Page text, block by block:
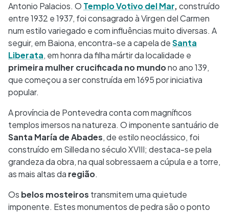
Antonio Palacios. O Templo Votivo del Mar,construído
entre 1932 e 1937, foi consagrado à Virgen del Carmen
num estilo variegado e com influências muito diversas. A
seguir, em Baiona, encontra-se a capela deSanta
Liberata, em honra da filha mártir da localidade e
primeira mulher crucificada no mundono ano 139,
que começou a ser construída em 1695 por iniciativa
popular.
A província de Pontevedra conta com magníficos
templos imersos na natureza. O imponente santuário de
Santa María de Abades, de estilo neoclássico, foi
construído em Silleda no século XVIII; destaca-se pela
grandeza da obra, na qual sobressaem a cúpula e a torre,
as mais altas da região.
Os belos mosteiros transmitem uma quietude
imponente. Estes monumentos de pedra são o ponto